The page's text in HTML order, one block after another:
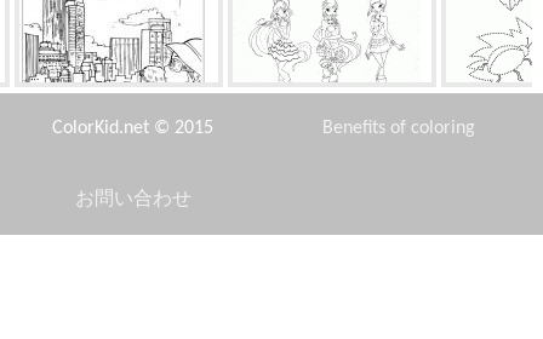
エンパイア・ステート・ビル
ウィンクスの第5シーズン ストロベリ
ColorKid.net © 2015 Benefits of coloring
お問い合わせ